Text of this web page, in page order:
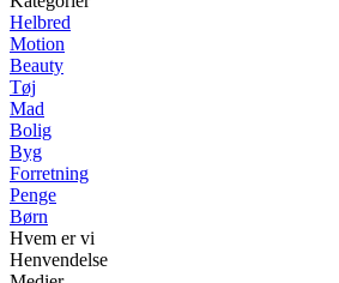
Helbred
Motion
Beauty
Tøj
Mad
Bolig
Byg
Forretning
Penge
Børn
Hvem er vi
Henvendelse